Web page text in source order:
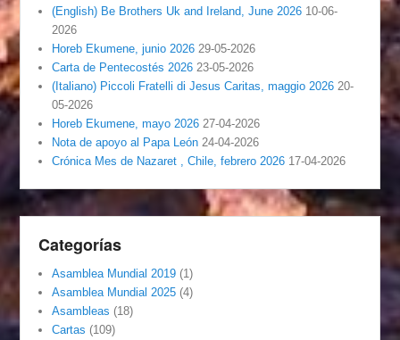
(English) Be Brothers Uk and Ireland, June 2026 10-06-
2026
Horeb Ekumene, junio 2026 29-05-2026
Carta de Pentecostés 2026 23-05-2026
(Italiano) Piccoli Fratelli di Jesus Caritas, maggio 2026 20-
05-2026
Horeb Ekumene, mayo 2026 27-04-2026
Nota de apoyo al Papa León 24-04-2026
Crónica Mes de Nazaret , Chile, febrero 2026 17-04-2026
Categorías
Asamblea Mundial 2019 (1)
Asamblea Mundial 2025 (4)
Asambleas (18)
Cartas (109)